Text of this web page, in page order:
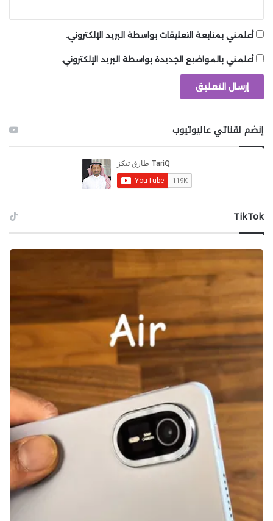
أعلمني بمتابعة التعليقات بواسطة البريد الإلكتروني.
أعلمني بالمواضيع الجديدة بواسطة البريد الإلكتروني.
إنضم لقناتي عاليوتيوب
‫TikTok